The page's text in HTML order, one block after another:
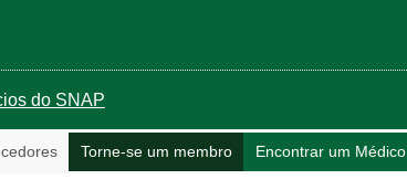
do SNAP
Torne-se um membro Encontrar um Médico